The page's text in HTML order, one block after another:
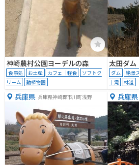
神崎農村公園ヨーデルの森
食事処 お土産 カフェ｜軽食
ソフトク
リーム
動植物園
太田ダム
ダム 絶景
｜滝
林道
兵庫県 兵庫県神崎郡市川町浅野 兵庫県